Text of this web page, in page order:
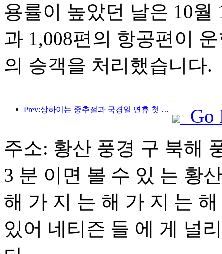
용률이 높았던 날은 10월
과 1,008편의 항공편이
의 승객을 처리했습니다.
Prev:상하이는 중추절과 국경일 연휴 첫 4일간 1,511만 명이 넘는 방문객을 맞이했는데, 이는 전년 대비 20% 이상 증가한 수치입니다.
Go
주소: 황산 풍경 구 북해
3 분 이면 볼 수 있 는 황
해 가 지 는 해 가 지 는
있어 네티즌 들 에 게 널